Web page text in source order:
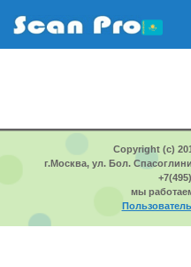
Copyright (c)
г.Москва, ул. Бол.
мы